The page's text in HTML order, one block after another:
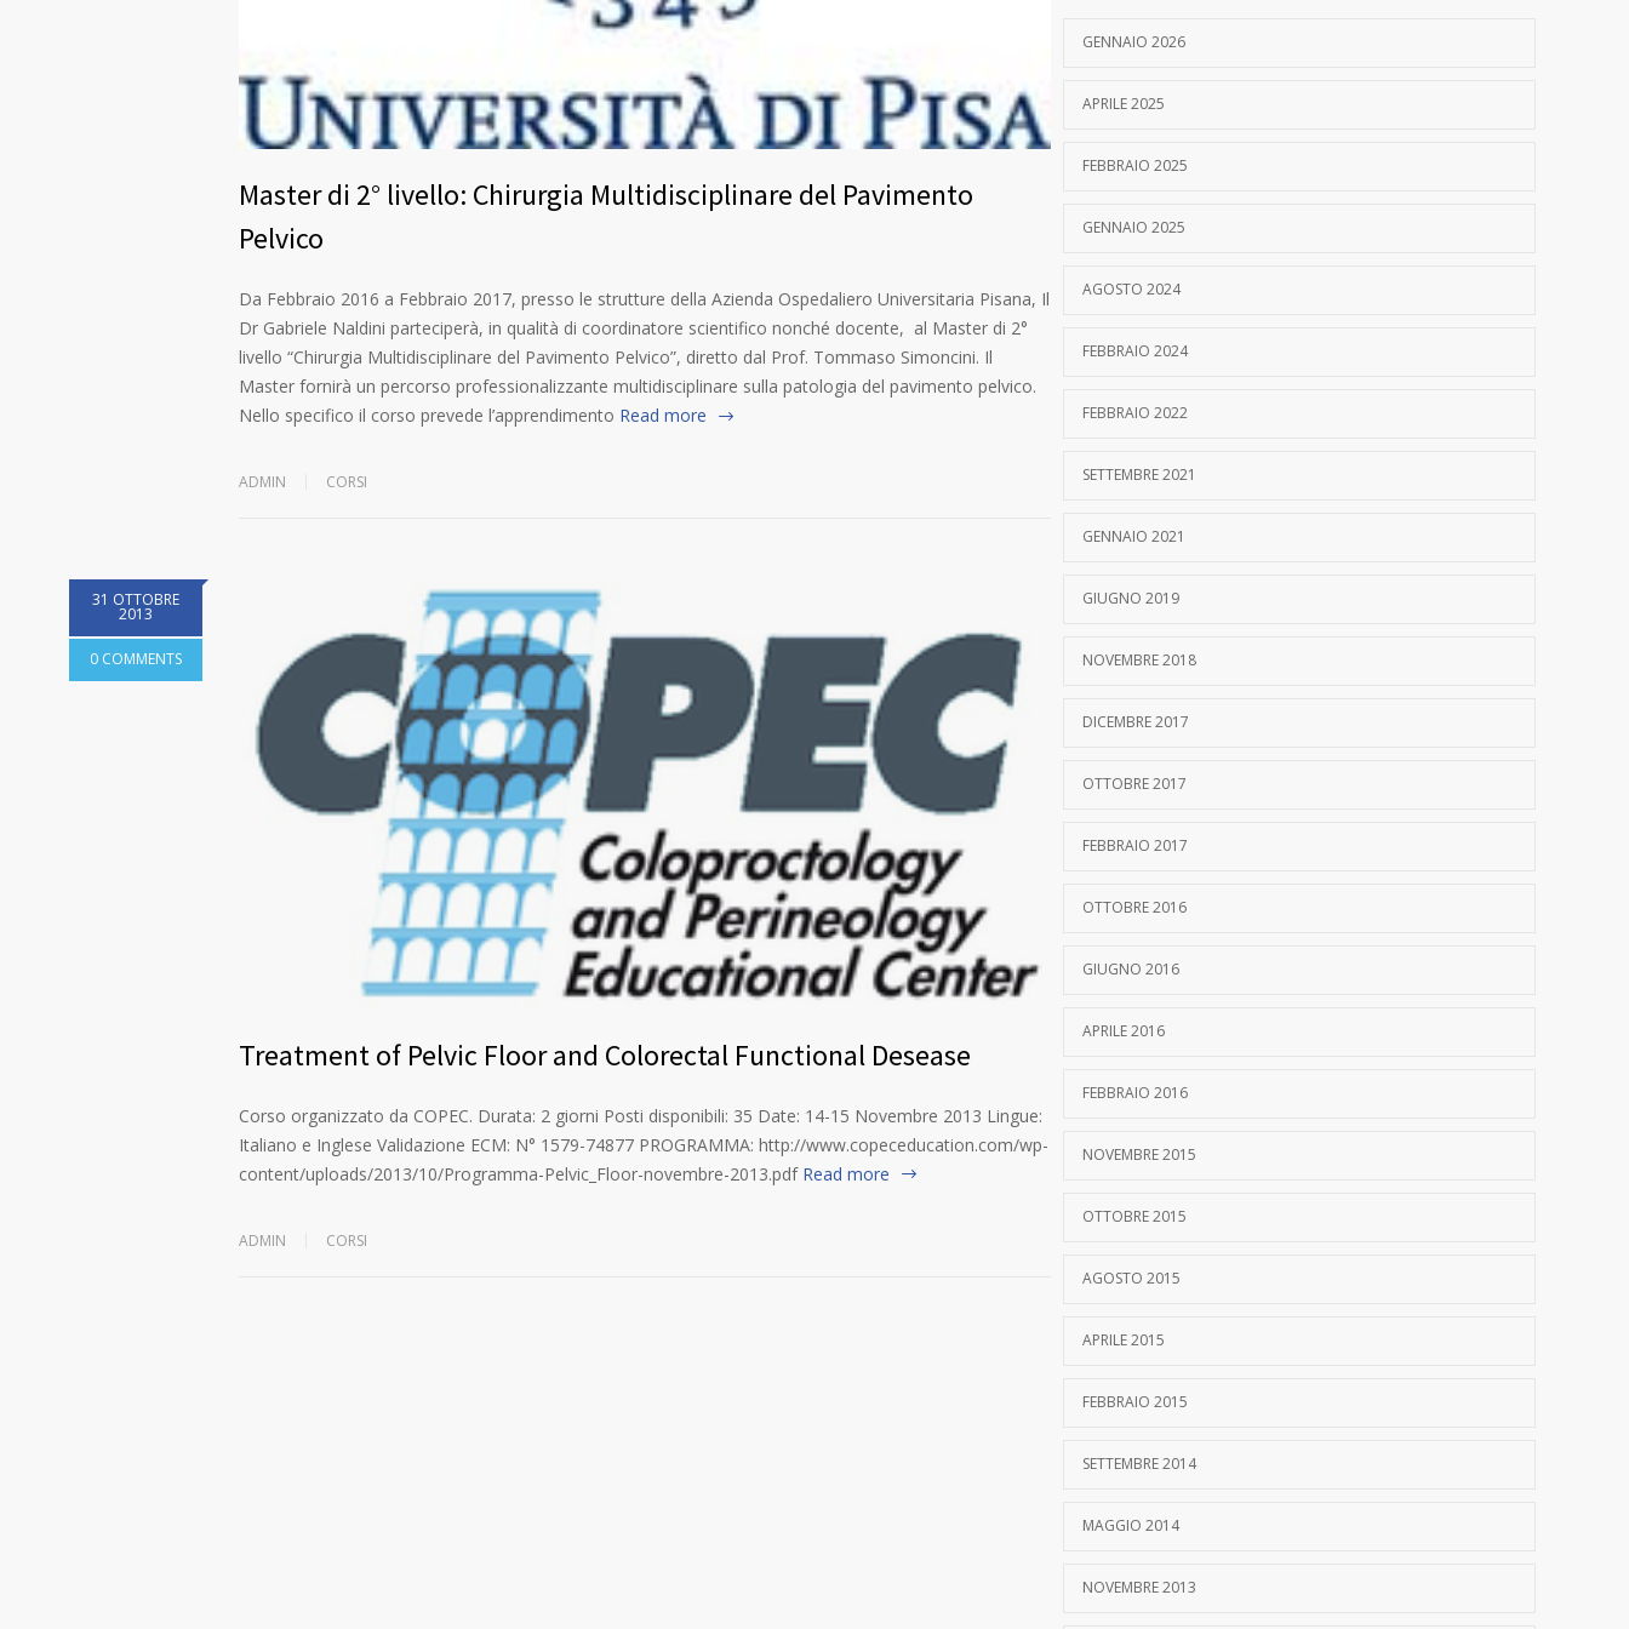
Master di 2° livello: Chirurgia Multidisciplinare del Pavimento
Pelvico
Da Febbraio 2016 a Febbraio 2017, presso le strutture della Azienda Ospedaliero Universitaria Pisana, Il
Dr Gabriele Naldini parteciperà, in qualità di coordinatore scientifico nonché docente, al Master di 2°
livello “Chirurgia Multidisciplinare del Pavimento Pelvico”, diretto dal Prof. Tommaso Simoncini. Il
Master fornirà un percorso professionalizzante multidisciplinare sulla patologia del pavimento pelvico.
Nello specifico il corso prevede l’apprendimento Read more
ADMIN CORSI
31 OTTOBRE
2013
0 COMMENTS
Treatment of Pelvic Floor and Colorectal Functional Desease
Corso organizzato da COPEC. Durata: 2 giorni Posti disponibili: 35 Date: 14-15 Novembre 2013 Lingue:
Italiano e Inglese Validazione ECM: N° 1579-74877 PROGRAMMA: http://www.copeceducation.com/wp-
content/uploads/2013/10/Programma-Pelvic_Floor-novembre-2013.pdf Read more
ADMIN CORSI
GENNAIO 2026
APRILE 2025
FEBBRAIO 2025
GENNAIO 2025
AGOSTO 2024
FEBBRAIO 2024
FEBBRAIO 2022
SETTEMBRE 2021
GENNAIO 2021
GIUGNO 2019
NOVEMBRE 2018
DICEMBRE 2017
OTTOBRE 2017
FEBBRAIO 2017
OTTOBRE 2016
GIUGNO 2016
APRILE 2016
FEBBRAIO 2016
NOVEMBRE 2015
OTTOBRE 2015
AGOSTO 2015
APRILE 2015
FEBBRAIO 2015
SETTEMBRE 2014
MAGGIO 2014
NOVEMBRE 2013